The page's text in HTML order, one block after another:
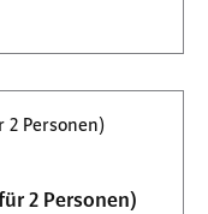
2 Personen)